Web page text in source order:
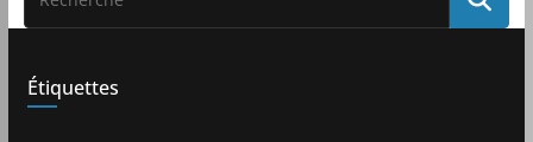
Étiquettes